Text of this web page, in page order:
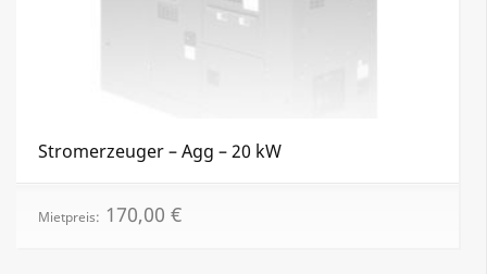
Stromerzeuger – Agg – 20 kW
Mietpreis: 170,00 €